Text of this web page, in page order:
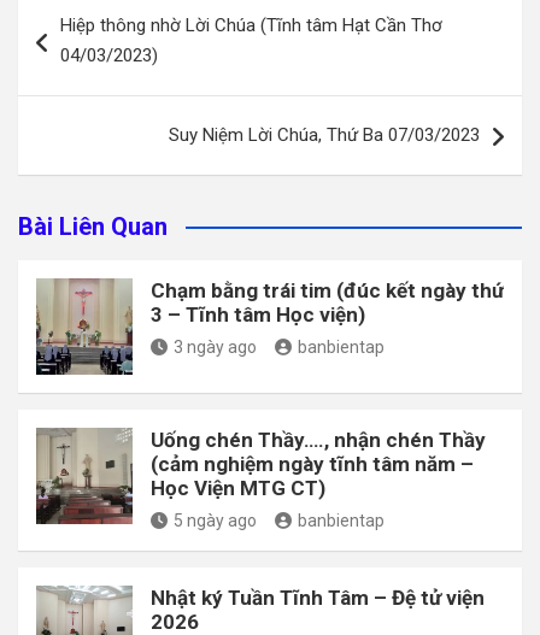
hướng
Hiệp thông nhờ Lời Chúa (Tĩnh tâm Hạt Cần Thơ
04/03/2023)
Suy Niệm Lời Chúa, Thứ Ba 07/03/2023
Bài Liên Quan
Chạm bằng trái tim (đúc kết ngày thứ
3 – Tĩnh tâm Học viện)
3 ngày ago banbientap
Uống chén Thầy…., nhận chén Thầy
(cảm nghiệm ngày tĩnh tâm năm –
Học Viện MTG CT)
5 ngày ago banbientap
Nhật ký Tuần Tĩnh Tâm – Đệ tử viện
2026